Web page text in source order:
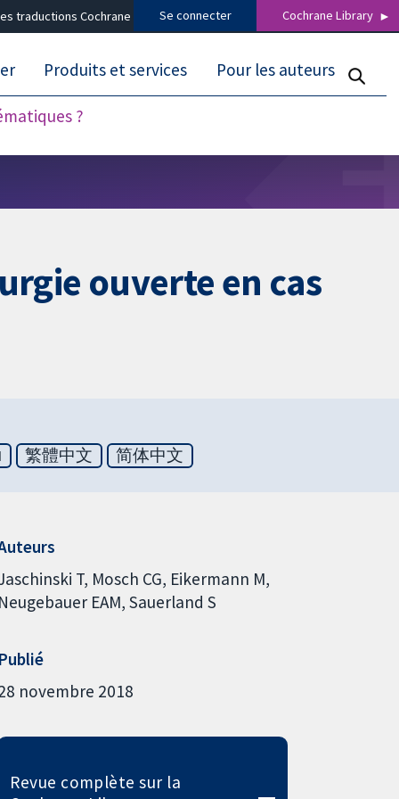
traductions Cochrane Se connecter Cochrane Library
?
Produits et services Pour les auteurs
ouverte en cas
繁體中文 简体中文
T Mosch CG Eikermann M
Neugebauer EAM Sauerland S
Publié
novembre 2018
Revue complète sur la